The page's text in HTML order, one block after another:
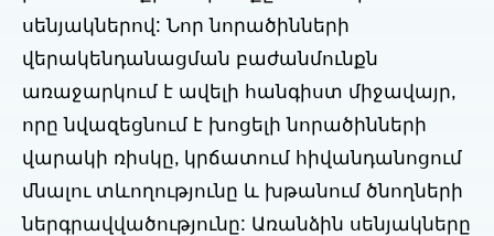
սենյակներով: Նոր նորածինների
վերակենդանացման բաժանմունքն
առաջարկում է ավելի հանգիստ միջավայր,
որը նվազեցնում է խոցելի նորածինների
վարակի ռիսկը, կրճատում հիվանդանոցում
մնալու տևողությունը և խթանում ծնողների
ներգրավվածությունը: Առանձին սենյակները